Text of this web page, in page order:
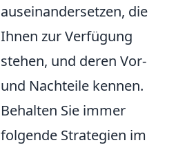
auseinandersetzen, die
Ihnen zur Verfügung
stehen, und deren Vor-
und Nachteile kennen.
Behalten Sie immer
folgende Strategien im